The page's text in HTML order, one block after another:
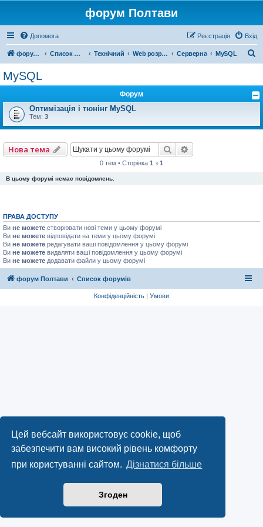
Цей вебсайт використовує cookie, щоб
забезпечити вам високий рівень комфорту
при користуванні сайтом. Дізнатися більше
Згоден
форум Полтави
Допомога Вхід
Реєстрація
форум Полтави Список форумів Технічний Web розробка Серверна MySQL
у
MySQL
Форум
Оптимізація і тюнінг MySQL
Тем: 3
Нова тема Пошук
0 тем • Сторінка 1 з 1
В цьому форумі немає повідомлень.
ПРАВА ДОСТУПУ
Ви не можете створювати нові теми у цьому форумі
Ви не можете відповідати на теми у цьому форумі
Ви не можете редагувати ваші повідомлення у цьому форумі
Ви не можете видаляти ваші повідомлення у цьому форумі
Ви не можете додавати файли у цьому форумі
форум Полтави Список форумів
Конфіденційність | Умови